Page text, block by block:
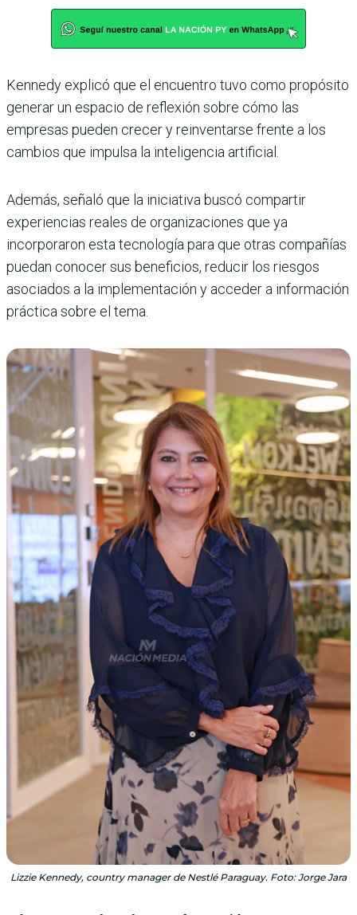
Kennedy explicó que el encuentro tuvo como propósito
generar un espacio de reflexión sobre cómo las
empresas pueden crecer y reinventarse frente a los
cambios que impulsa la inteligencia artificial.
Además, señaló que la iniciativa buscó compartir
experiencias reales de organizaciones que ya
incorporaron esta tecnología para que otras compañías
puedan conocer sus beneficios, reducir los riesgos
asociados a la implementación y acceder a información
práctica sobre el tema.
Lizzie Kennedy, country manager de Nestlé Paraguay. Foto: Jorge Jara